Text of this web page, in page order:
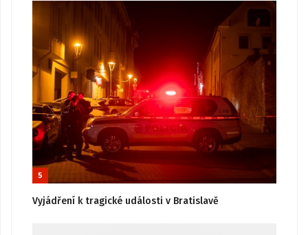
5
Vyjádření k tragické události v Bratislavě